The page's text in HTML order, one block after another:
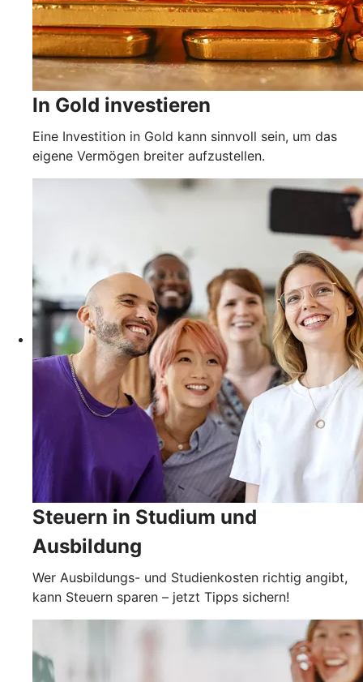
In Gold investieren
Eine Investition in Gold kann sinnvoll sein, um das
eigene Vermögen breiter aufzustellen.
Steuern in Studium und
Ausbildung
Wer Ausbildungs- und Studienkosten richtig angibt,
kann Steuern sparen – jetzt Tipps sichern!